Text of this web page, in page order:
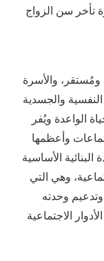
تأخر سن الزواج
ومُستقر، والأسرة
والجسدية
الواعدة ويُفر
وأعظمها
البنائية الأساسية
وهي التي
وحدته
الاجتماعية